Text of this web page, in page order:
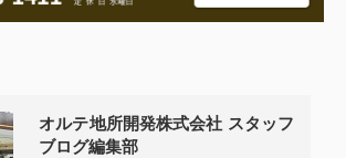
オルテ地所開発株式会社 スタッフ
ブログ編集部